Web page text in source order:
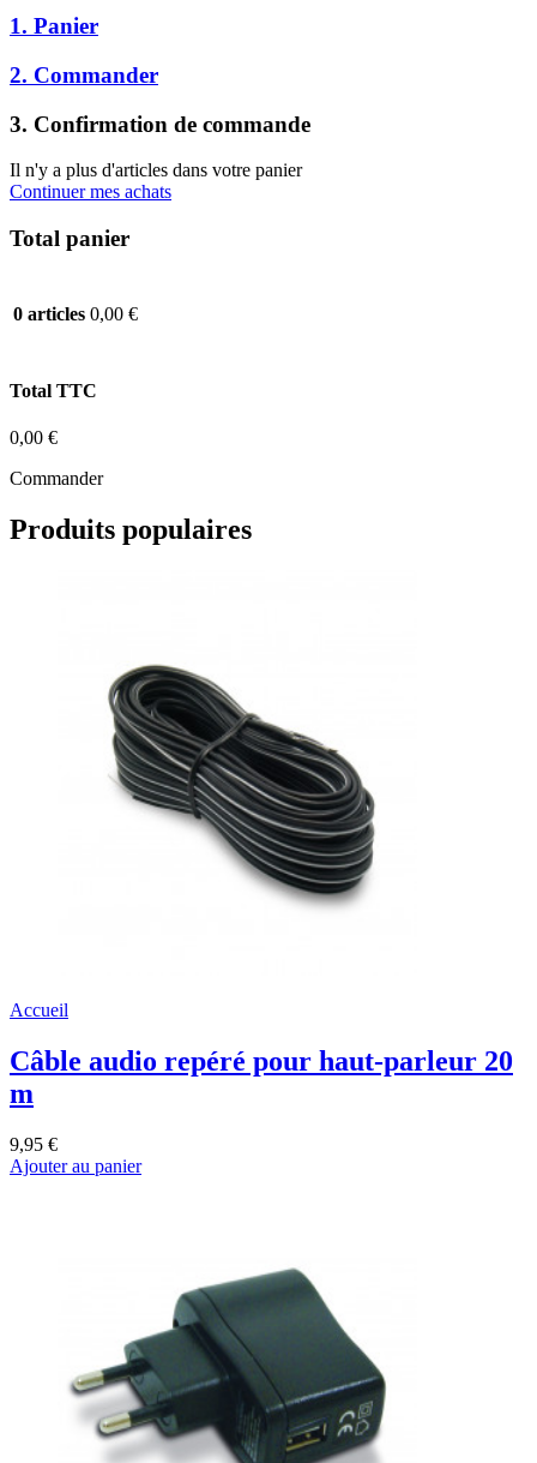
1. Panier
2. Commander
3. Confirmation de commande
Il n'y a plus d'articles dans votre panier
Continuer mes achats
Total panier
0 articles 0,00 €
Total TTC
0,00 €
Commander
Produits populaires
Accueil
Câble audio repéré pour haut-parleur 20
m
9,95 €
Ajouter au panier